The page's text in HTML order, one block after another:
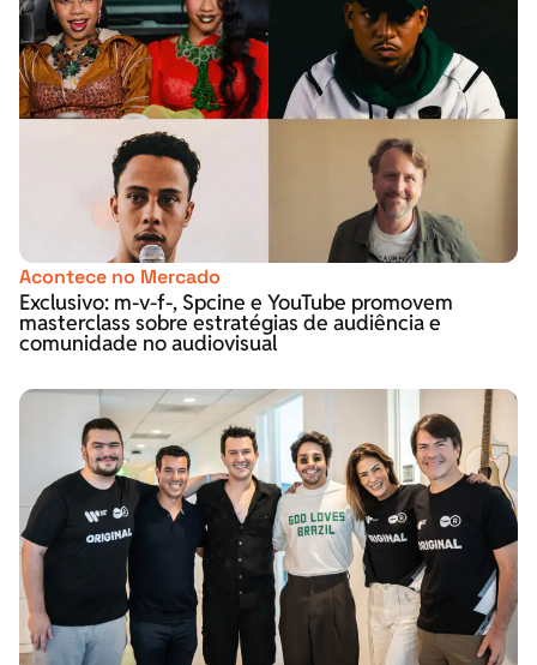
Acontece no Mercado
Exclusivo: m-v-f-, Spcine e YouTube promovem
masterclass sobre estratégias de audiência e
comunidade no audiovisual